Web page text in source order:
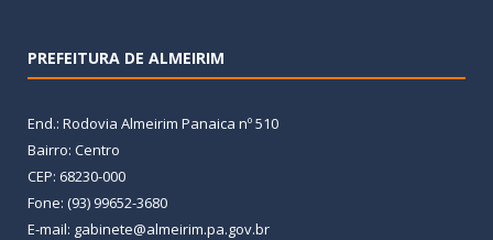
PREFEITURA DE ALMEIRIM
End.: Rodovia Almeirim Panaica nº 510
Bairro: Centro
CEP: 68230-000
Fone: (93) 99652-3680
E-mail: gabinete@almeirim.pa.gov.br